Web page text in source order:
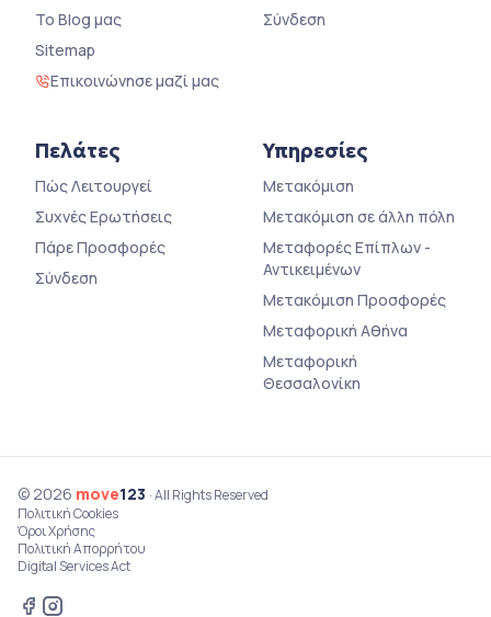
Το Blog μας
Sitemap
Επικοινώνησε μαζί μας
Σύνδεση
Πελάτες
Πώς Λειτουργεί
Συχνές Ερωτήσεις
Πάρε Προσφορές
Σύνδεση
Υπηρεσίες
Μετακόμιση
Μετακόμιση σε άλλη πόλη
Μεταφορές Επίπλων -
Αντικειμένων
Μετακόμιση Προσφορές
Μεταφορική Αθήνα
Μεταφορική
Θεσσαλονίκη
© 2026 move123 · All Rights Reserved
Πολιτική Cookies
Όροι Χρήσης
Πολιτική Απορρήτου
Digital Services Act